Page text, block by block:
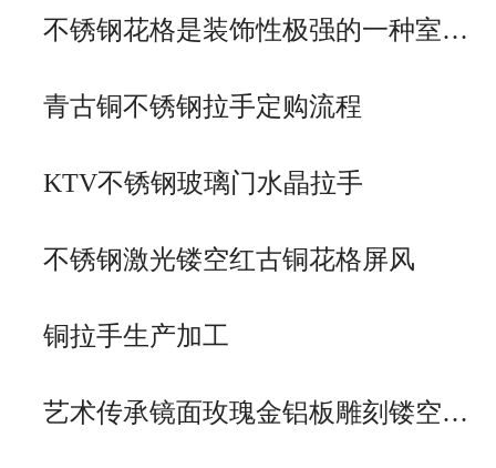
不锈钢花格是装饰性极强的一种室…
青古铜不锈钢拉手定购流程
KTV不锈钢玻璃门水晶拉手
不锈钢激光镂空红古铜花格屏风
铜拉手生产加工
艺术传承镜面玫瑰金铝板雕刻镂空…